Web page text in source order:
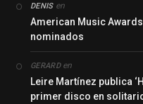
DENISen
American Music
nominados
GERARDen
Leire Martínez publica
primer disco en